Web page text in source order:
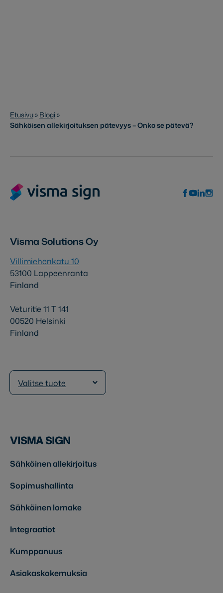
Etusivu » Blogi »
Sähköisen allekirjoituksen pätevyys – Onko se pätevä?
Visma Solutions Oy
Villimiehenkatu 10
53100 Lappeenranta
Finland
Veturitie 11 T 141
00520 Helsinki
Finland
Valitse tuote
VISMA SIGN
Sähköinen allekirjoitus
Sopimushallinta
Sähköinen lomake
Integraatiot
Kumppanuus
Asiakaskokemuksia